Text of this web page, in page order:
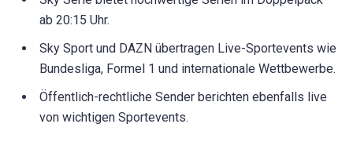
ab 20:15 Uhr.
Sky Sport und DAZN übertragen Live-Sportevents wie
Bundesliga, Formel 1 und internationale Wettbewerbe.
Öffentlich-rechtliche Sender berichten ebenfalls live
von wichtigen Sportevents.